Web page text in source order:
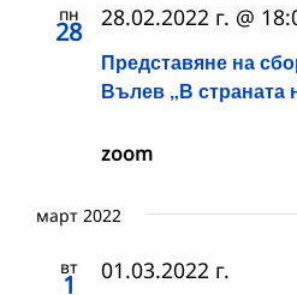
пн
28
Представяне на
Вълев „В страната
28.02.2022 г. @
zoom
март 2022
вт
1 01.03.2022 г.